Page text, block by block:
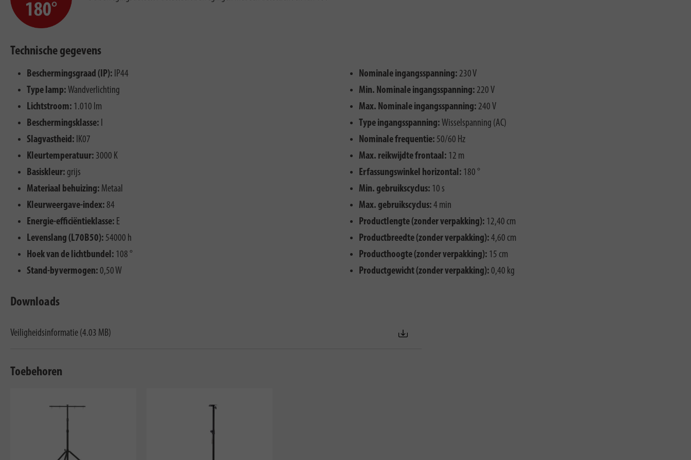
Technische gegevens
Beschermingsgraad (IP): IP44
Type lamp: Wandverlichting
Lichtstroom: 1.010 lm
Beschermingsklasse:
Slagvastheid: IK07
Kleurtemperatuur: 3000 K
Basiskleur: grijs
Materiaal behuizing: Metaal
Kleurweergave-index: 84
Energie-efficiëntieklasse: E
Levenslang (L70B50): 54000 h
Hoek van de lichtbundel: 108 °
Stand-byvermogen: 0,50 W
Nominale ingangsspanning: 230 V
Min. Nominale ingangsspanning: 220 V
Max. Nominale ingangsspanning: 240 V
Type ingangsspanning: Wisselspanning (AC)
Nominale frequentie: 50/60 Hz
Max. reikwijdte frontaal: 12 m
Erfassungswinkel horizontal: 180 °
Min. gebruikscyclus: 10 s
Max. gebruikscyclus: 4 min
Productlengte (zonder verpakking): 12,40 cm
Productbreedte (zonder verpakking): 4,60 cm
Producthoogte (zonder verpakking): 15 cm
Productgewicht (zonder verpakking): 0,40 kg
Downloads
Veiligheidsinformatie (4.03 MB)
Toebehoren